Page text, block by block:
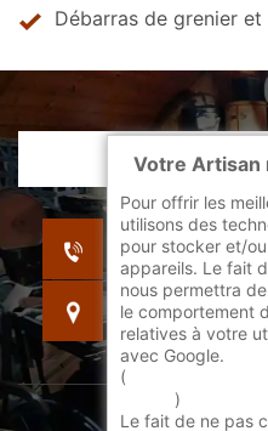
Débarras de grenier
indisponible
indisponible
indisponible
Votre Artisan
Pour offrir les
utilisons des
pour stocker et/
appareils. Le fait
nous permettra
le comportement
relatives à votre
avec Google.
(
)
Le fait de ne pas